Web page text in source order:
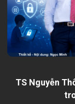
TS Nguyễn